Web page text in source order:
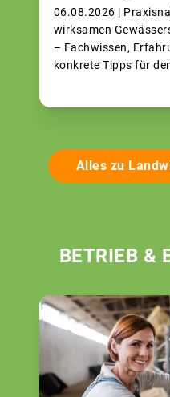
06.08.2026 |
wirksamen
– Fachwissen,
konkrete Tipps für
Alles zu
BETRIEB &